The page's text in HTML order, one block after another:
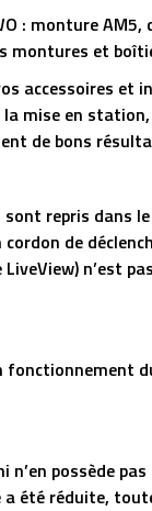
: monture
montures et
accessoires et
mise en
de bons
repris
de
n’est
n’en possède
été réduite,